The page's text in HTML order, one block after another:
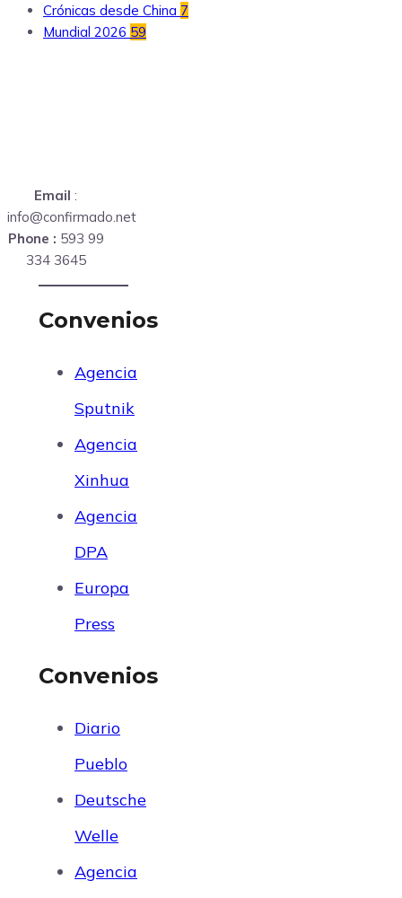
Crónicas desde China 7
Mundial 2026 59
Email :
info@confirmado.net
Phone : 593 99
334 3645
Convenios
Agencia
Sputnik
Agencia
Xinhua
Agencia
DPA
Europa
Press
Convenios
Diario
Pueblo
Deutsche
Welle
Agencia